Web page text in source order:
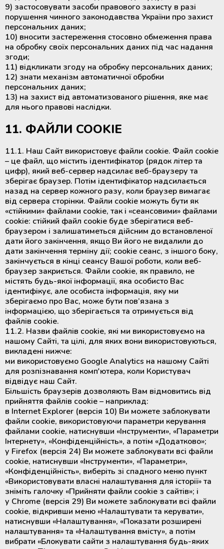
9) застосовувати засоби правового захисту в разі
порушення чинного законодавства України про захист
персональних даних;
10) вносити застереження стосовно обмеження права
на обробку своїх персональних даних під час надання
згоди;
11) відкликати згоду на обробку персональних даних;
12) знати механізм автоматичної обробки
персональних даних;
13) на захист від автоматизованого рішення, яке має
для нього правові наслідки.
11. ФАЙЛИ COOKIE
11.1. Наш Сайт використовує файли cookie. Файл cookie
– це файл, що містить ідентифікатор (рядок літер та
цифр), який веб-сервер надсилає веб-браузеру та
зберігає браузер. Потім ідентифікатор надсилається
назад на сервер кожного разу, коли браузер вимагає
від сервера сторінки. Файли cookie можуть бути як
«стійкими» файлами cookie, так і «сеансовими» файлами
cookie: стійкий файл cookie буде зберігатися веб-
браузером і залишатиметься дійсним до встановленої
дати його закінчення, якщо Ви його не видалили до
дати закінчення терміну дії; cookie сеанс, з іншого боку,
закінчується в кінці сеансу Вашої роботи, коли веб-
браузер закриється. Файли cookie, як правило, не
містять будь-якої інформації, яка особисто Вас
ідентифікує, але особиста інформація, яку ми
зберігаємо про Вас, може бути пов’язана з
інформацією, що зберігається та отримується від
файлів cookie.
11.2. Назви файлів cookie, які ми використовуємо на
нашому Сайті, та цілі, для яких вони використовуються,
викладені нижче:
ми використовуємо Google Analytics на нашому Сайті
для розпізнавання комп'ютера, коли Користувач
відвідує наш Сайт.
Більшість браузерів дозволяють Вам відмовитись від
прийняття файлів cookie – наприклад:
в Internet Explorer (версія 10) Ви можете заблокувати
файли cookie, використовуючи параметри керування
файлами cookie, натиснувши «Інструменти», «Параметри
Інтернету», «Конфіденційність», а потім «Додатково»;
у Firefox (версія 24) Ви можете заблокувати всі файли
cookie, натиснувши «Інструменти», «Параметри»,
«Конфіденційність», виберіть зі спадного меню пункт
«Використовувати власні налаштування для історії» та
зніміть галочку «Прийняти файли cookie з сайтів»; і
у Chrome (версія 29) Ви можете заблокувати всі файли
cookie, відкривши меню «Налаштувати та керувати»,
натиснувши «Налаштування», «Показати розширені
налаштування» та «Налаштування вмісту», а потім
вибрати «Блокувати сайти з налаштування будь-яких